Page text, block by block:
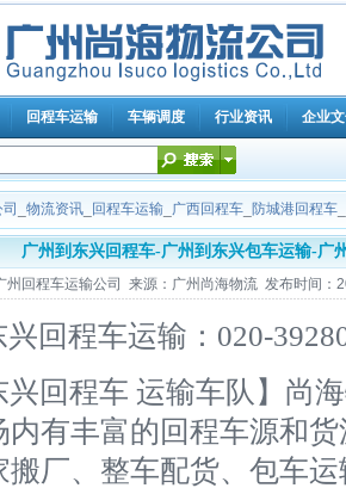
回程车运输 车辆调度 行业资讯 企业
物流资讯 回程车运输 广西回程车 防城港回程车
广州到东兴回程车-广州到东兴包车运输-广
州回程车运输公司 来源：广州尚海物流 发布时间：
程车运输：020-
回程车 运输车队】尚
内有丰富的回程车源和
搬厂、整车配货、包车